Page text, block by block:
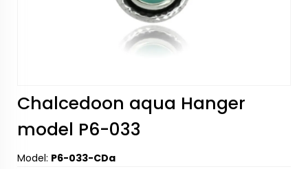
Chalcedoon aqua Hanger
model P6-033
Model: P6-033-CDa